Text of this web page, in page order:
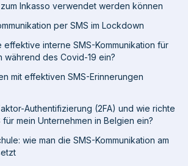
Inkasso verwendet werden können
per SMS im Lockdown
effektive interne SMS-Kommunikation für
während des Covid-19 ein?
mit effektiven SMS-Erinnerungen
Authentifizierung (2FA) und wie richte
mein Unternehmen in Belgien ein?
wie man die SMS-Kommunikation am